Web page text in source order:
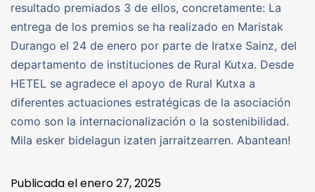
resultado premiados 3 de ellos, concretamente: La
entrega de los premios se ha realizado en Maristak
Durango el 24 de enero por parte de Iratxe Sainz, del
departamento de instituciones de Rural Kutxa. Desde
HETEL se agradece el apoyo de Rural Kutxa a
diferentes actuaciones estratégicas de la asociación
como son la internacionalización o la sostenibilidad.
Mila esker bidelagun izaten jarraitzearren. Abantean!
Publicada elenero 27, 2025